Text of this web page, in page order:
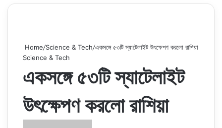
Home/Science & Tech/একসঙ্গে ৫৩টি স্যাটেলাইট উৎক্ষেপণ করলো রাশিয়া
Science & Tech
একসঙ্গে ৫৩টি স্যাটেলাইট
উৎক্ষেপণ করলো রাশিয়া